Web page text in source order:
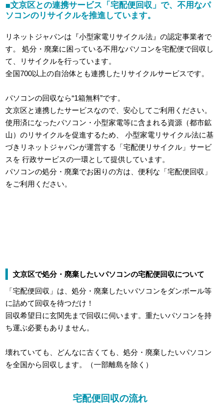
■文京区との連携サービス「宅配便回収」で、不用なパ
ソコンのリサイクルを推進しています。
リネットジャパンは『小型家電リサイクル法』の認定事業者で
す。
処分・廃棄に困っている不用なパソコンを宅配便で回収し
て、リサイクルを行っています。
全国700以上の自治体とも連携したリサイクルサービスです。
パソコンの回収なら“1箱無料”です。
文京区と連携したサービスなので、安心してご利用ください。
使用済になったパソコン・小型家電等に含まれる資源（都市鉱
山）のリサイクルを促進するため、
小型家電リサイクル法に基
づきリネットジャパンが運営する「宅配便リサイクル」サービ
スを 行政サービスの一環として提供しています。
パソコンの処分・廃棄でお困りの方は、便利な「宅配便回収」
をご利用ください。
文京区で処分・廃棄したいパソコンの宅配便回収について
「宅配便回収」は、処分・廃棄したいパソコンをダンボール等
に詰めて回収を待つだけ！
回収希望日に玄関先まで回収に伺います。重たいパソコンを持
ち運ぶ必要もありません。
壊れていても、どんなに古くても、処分・廃棄したいパソコン
を全国から回収します。（一部離島を除く）
宅配便回収の流れ